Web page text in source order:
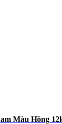
Màu Hồng